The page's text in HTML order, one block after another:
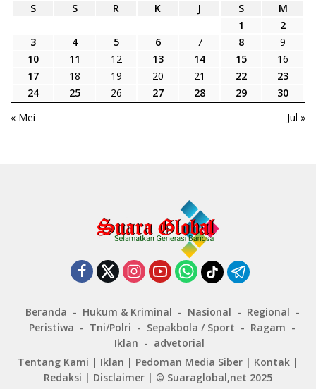
S
S R K J S
M
1
2
3
4 5 6 7 8
9
10
11 12 13 14 15
16
17
18 19 20 21 22
23
24
25 26 27 28 29
30
« Mei
Jul »
Beranda Hukum & Kriminal Nasional
Regional
Peristiwa
Tni/Polri Sepakbola / Sport
Ragam
Iklan
advetorial
Tentang Kami | Iklan | Pedoman Media Siber | Kontak |
Redaksi | Disclaimer | © Suaraglobal,net 2025